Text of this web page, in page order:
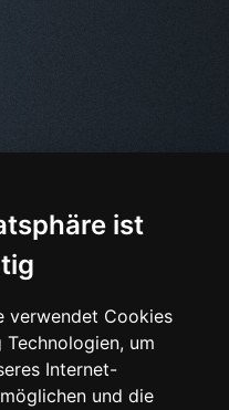
ist
verwendet Cookies
Technologien, um
Internet-
und die